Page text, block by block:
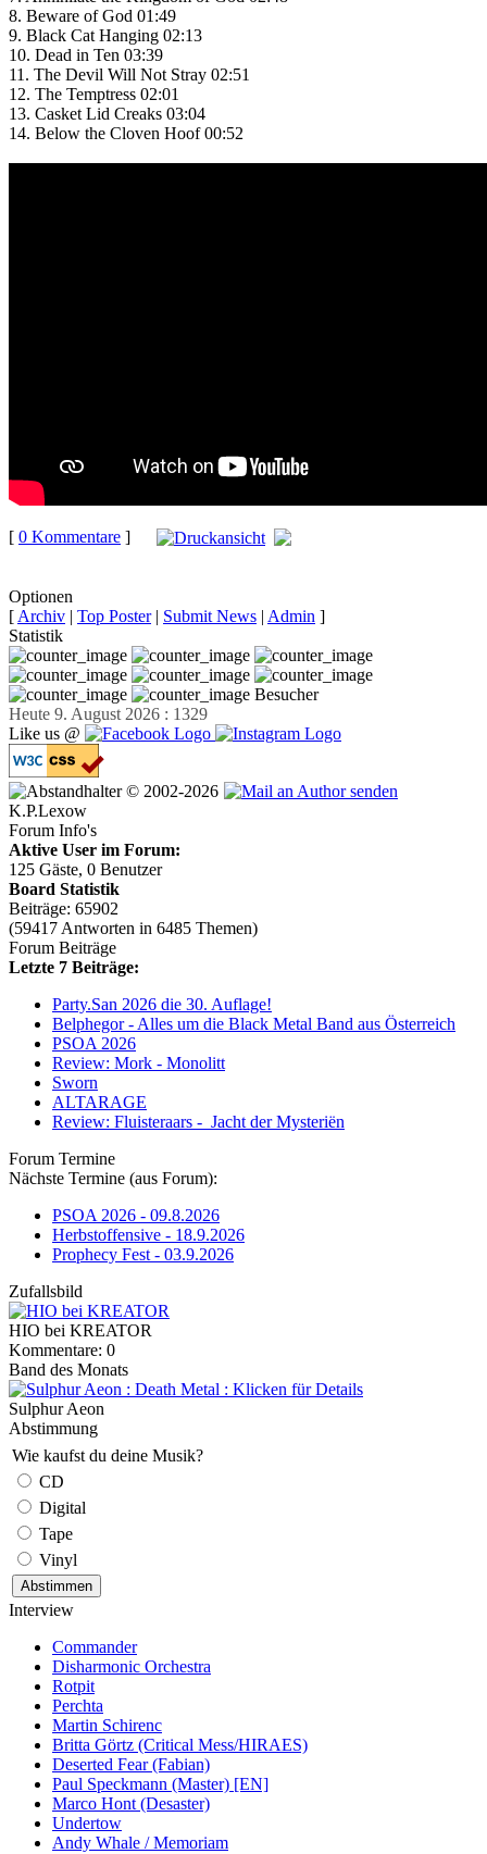
8. Beware of God 01:49
9. Black Cat Hanging 02:13
10. Dead in Ten 03:39
11. The Devil Will Not Stray 02:51
12. The Temptress 02:01
13. Casket Lid Creaks 03:04
14. Below the Cloven Hoof 00:52
[ 0 Kommentare ]
Optionen
[ Archiv | Top Poster| Submit News | Admin ]
Statistik
Besucher
Heute 9. August 2026 : 1329
Like us @
© 2002-2026
K.P.Lexow
Forum Info's
Aktive User im Forum:
125 Gäste, 0 Benutzer
Board Statistik
Beiträge: 65902
(59417 Antworten in 6485 Themen)
Forum Beiträge
Letzte 7 Beiträge:
Party.San 2026 die 30. Auflage!
Belphegor - Alles um die Black Metal Band aus Österreich
PSOA 2026
Review: Mork - Monolitt
Sworn
ALTARAGE
Review: Fluisteraars - Jacht der Mysteriën
Forum Termine
Nächste Termine (aus Forum):
PSOA 2026 - 09.8.2026
Herbstoffensive - 18.9.2026
Prophecy Fest - 03.9.2026
Zufallsbild
HIO bei KREATOR
Kommentare: 0
Band des Monats
Sulphur Aeon
Abstimmung
Wie kaufst du deine Musik?
CD
Digital
Tape
Vinyl
Interview
Commander
Disharmonic Orchestra
Rotpit
Perchta
Martin Schirenc
Britta Görtz (Critical Mess/HIRAES)
Deserted Fear (Fabian)
Paul Speckmann (Master) [EN]
Marco Hont (Desaster)
Undertow
Andy Whale / Memoriam